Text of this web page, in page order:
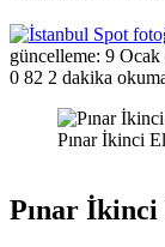
güncelleme: 9 Ocak
0 82 2 dakika
Pınar İkinci
Pınar